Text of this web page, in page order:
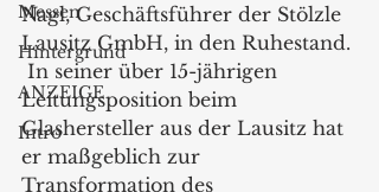
Messen
Hintergrund
ANZEIGE
Intro
Nagl, Geschäftsführer der Stölzle
Lausitz GmbH, in den Ruhestand.
In seiner über 15-jährigen
Leitungsposition beim
Glashersteller aus der Lausitz hat
er maßgeblich zur
Transformation des